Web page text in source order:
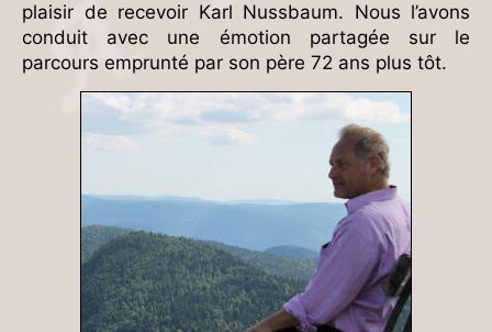
plaisir de recevoir Karl Nussbaum. Nous l’avons
conduit avec une émotion partagée sur le
parcours emprunté par son père 72 ans plus tôt.